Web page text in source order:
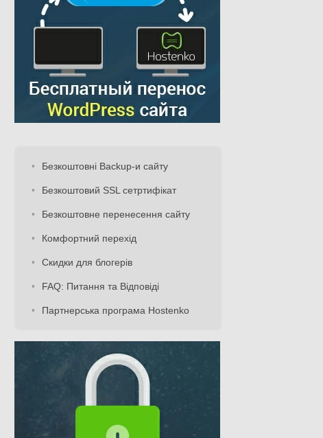
Безкоштовні Backup-и сайту
Безкоштовий SSL сетртифікат
Безкоштовне перенесення сайту
Комфортний перехід
Скидки для блогерів
FAQ: Питання та Відповіді
Партнерська програма Hostenko